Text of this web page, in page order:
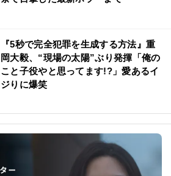
『5秒で完全犯罪を生成する方法』重
岡大毅、“現場の太陽”ぶり発揮「俺の
こと子役やと思ってます!?」愛あるイ
ジりに爆笑